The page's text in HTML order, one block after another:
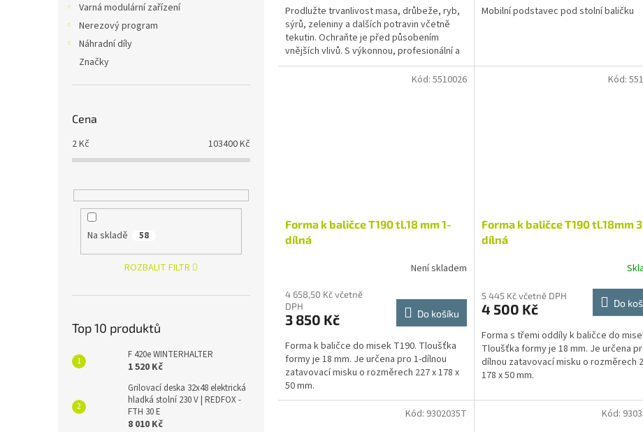
Varná modulární zařízení
Nerezový program
Náhradní díly
Značky
Cena
2Kč 103400Kč
Na skladě 58
ROZBALIT FILTR
Top 10 produktů
F 420e WINTERHALTER
1 520 Kč
Grilovací deska 32x48 elektrická
hladká stolní 230 V | REDFOX -
FTH 30 E
8 010 Kč
Prodlužte trvanlivost masa, drůbeže, ryb,
sýrů, zeleniny a dalších potravin včetně
tekutin. Ochraňte je před působením
vnějších vlivů. S výkonnou, profesionální a
spolehlivou...
Mobilní podstavec pod stolní baličku
Forma k baličce T190 tl.18 mm 1-
dílná
Není skladem
4 658,50 Kč včetně
DPH
3 850 Kč Do košíku
Forma k baličce do misek T190. Tloušťka
formy je 18 mm. Je určena pro 1-dílnou
zatavovací misku o rozměrech 227 x 178 x
50 mm.
Kód: 5510026
Forma k baličce T190 tl.18mm
dílná
5 445 Kč včetně DPH
4 500 Kč Do
Forma s třemi oddíly k baličce do
Tloušťka formy je 18 mm. Je určena
dílnou zatavovací misku o rozměrech
178 x 50 mm.
Kód:
Kód: 9302035T Kód: